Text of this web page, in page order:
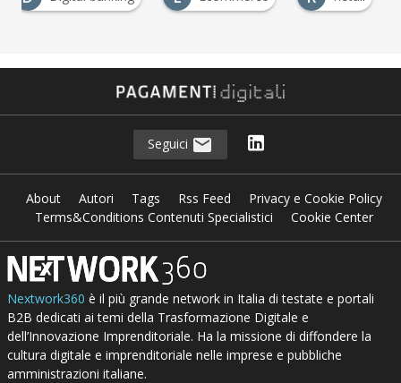
Seguici
About Autori Tags Rss Feed
Privacy e Cookie Policy
Terms&Conditions Contenuti Specialistici
Cookie Center
Nextwork360 è il più grande network in Italia di testate e portali
B2B dedicati ai temi della Trasformazione Digitale e
dell’Innovazione Imprenditoriale. Ha la missione di diffondere la
cultura digitale e imprenditoriale nelle imprese e pubbliche
amministrazioni italiane.